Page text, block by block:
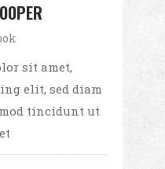
sit amet,
elit, sed diam
tincidunt ut